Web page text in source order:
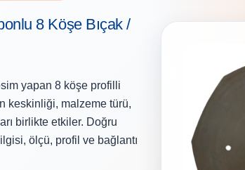
8 Köşe Bıçak /
yapan 8 köşe profilli
keskinliği, malzeme türü,
birlikte etkiler. Doğru
ölçü, profil ve bağlantı